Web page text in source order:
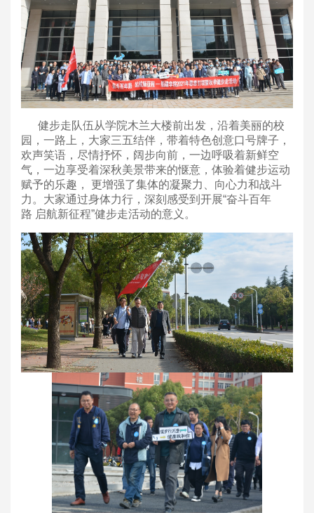
健步走队伍从学院木兰大楼前出发，沿着美丽的校
园，一路上，大家三五结伴，带着特色创意口号牌子，
欢声笑语，尽情抒怀，阔步向前，一边呼吸着新鲜空
气，一边享受着深秋美景带来的惬意，体验着健步运动
赋予的乐趣， 更增强了集体的凝聚力、向心力和战斗
力。大家通过身体力行，深刻感受到开展“奋斗百年
路 启航新征程”健步走活动的意义。